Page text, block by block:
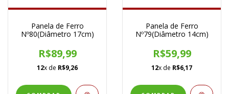
Panela de Ferro
Nº80(Diâmetro 17cm)
R$89,99
12x de R$9,26
Panela de Ferro
Nº79(Diâmetro 14cm)
R$59,99
12x de R$6,17